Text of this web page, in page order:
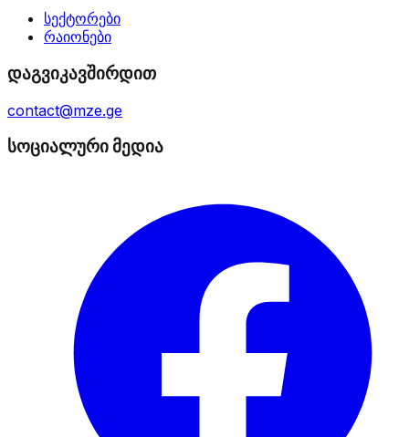
სექტორები
რაიონები
დაგვიკავშირდით
contact@mze.ge
სოციალური მედია